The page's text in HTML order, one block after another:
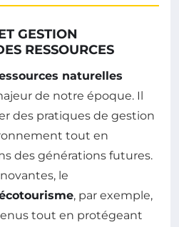
GESTION
RESSOURCES
naturelles
de notre époque. Il
des pratiques de gestion
tout en
des générations futures.
le
, par exemple,
tout en protégeant